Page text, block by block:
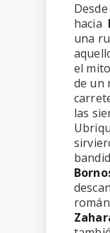
Desde
hacia
una
el
de un
las